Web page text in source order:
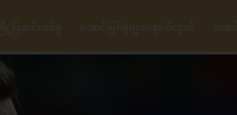
မြို့ပြဆင်ယင်မှု အောင်မြင်မှုများနောက်ကွယ် အဆ